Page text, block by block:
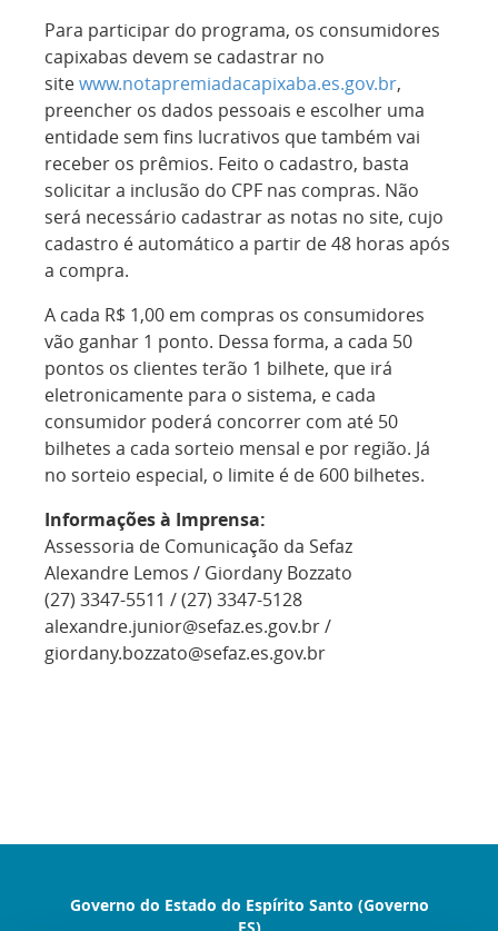
Para participar do programa, os consumidores
capixabas devem se cadastrar no
sitewww.notapremiadacapixaba.es.gov.br,
preencher os dados pessoais e escolher uma
entidade sem fins lucrativos que também vai
receber os prêmios. Feito o cadastro, basta
solicitar a inclusão do CPF nas compras. Não
será necessário cadastrar as notas no site, cujo
cadastro é automático a partir de 48 horas após
a compra.
A cada R$ 1,00 em compras os consumidores
vão ganhar 1 ponto. Dessa forma, a cada 50
pontos os clientes terão 1 bilhete, que irá
eletronicamente para o sistema, e cada
consumidor poderá concorrer com até 50
bilhetes a cada sorteio mensal e por região. Já
no sorteio especial, o limite é de 600 bilhetes.
Informações à Imprensa:
Assessoria de Comunicação da Sefaz
Alexandre Lemos / Giordany Bozzato
(27) 3347-5511 / (27) 3347-5128
alexandre.junior@sefaz.es.gov.br /
giordany.bozzato@sefaz.es.gov.br
Governo do Estado do Espírito Santo (Governo